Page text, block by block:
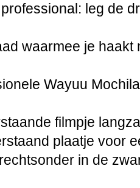
leg de
waarmee je haakt
Wayuu
filmpje
plaatje voor
in de